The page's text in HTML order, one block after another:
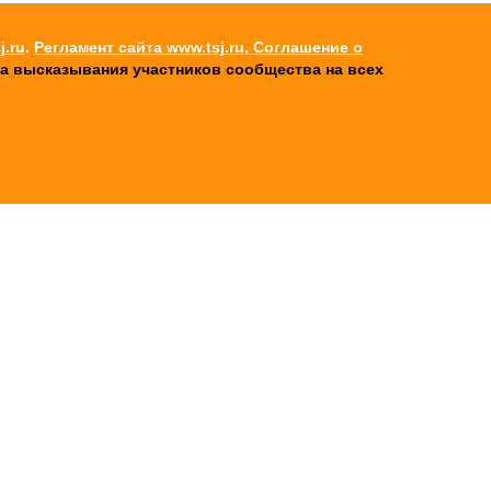
. Регламент сайта www.tsj.ru, Соглашение о
высказывания участников cообщества на всех